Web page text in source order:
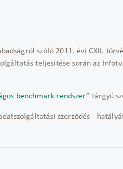
szóló 2011. évi CXII.
teljesítése során az
benchmark rendszer” tárgyú
szerződés -